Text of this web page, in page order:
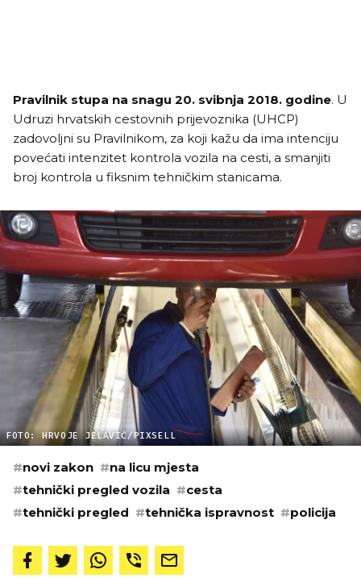
Pravilnik stupa na snagu 20. svibnja 2018. godine. U
Udruzi hrvatskih cestovnih prijevoznika (UHCP)
zadovoljni su Pravilnikom, za koji kažu da ima intenciju
povećati intenzitet kontrola vozila na cesti, a smanjiti
broj kontrola u fiksnim tehničkim stanicama.
FOTO: HRVOJE JELAVIĆ/PIXSELL
#novi zakon #na licu mjesta
#tehnički pregled vozila #cesta
#tehnički pregled #tehnička ispravnost #policija